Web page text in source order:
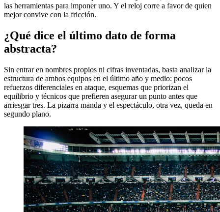
las herramientas para imponer uno. Y el reloj corre a favor de quien
mejor convive con la fricción.
¿Qué dice el último dato de forma
abstracta?
Sin entrar en nombres propios ni cifras inventadas, basta analizar la
estructura de ambos equipos en el último año y medio: pocos
refuerzos diferenciales en ataque, esquemas que priorizan el
equilibrio y técnicos que prefieren asegurar un punto antes que
arriesgar tres. La pizarra manda y el espectáculo, otra vez, queda en
segundo plano.